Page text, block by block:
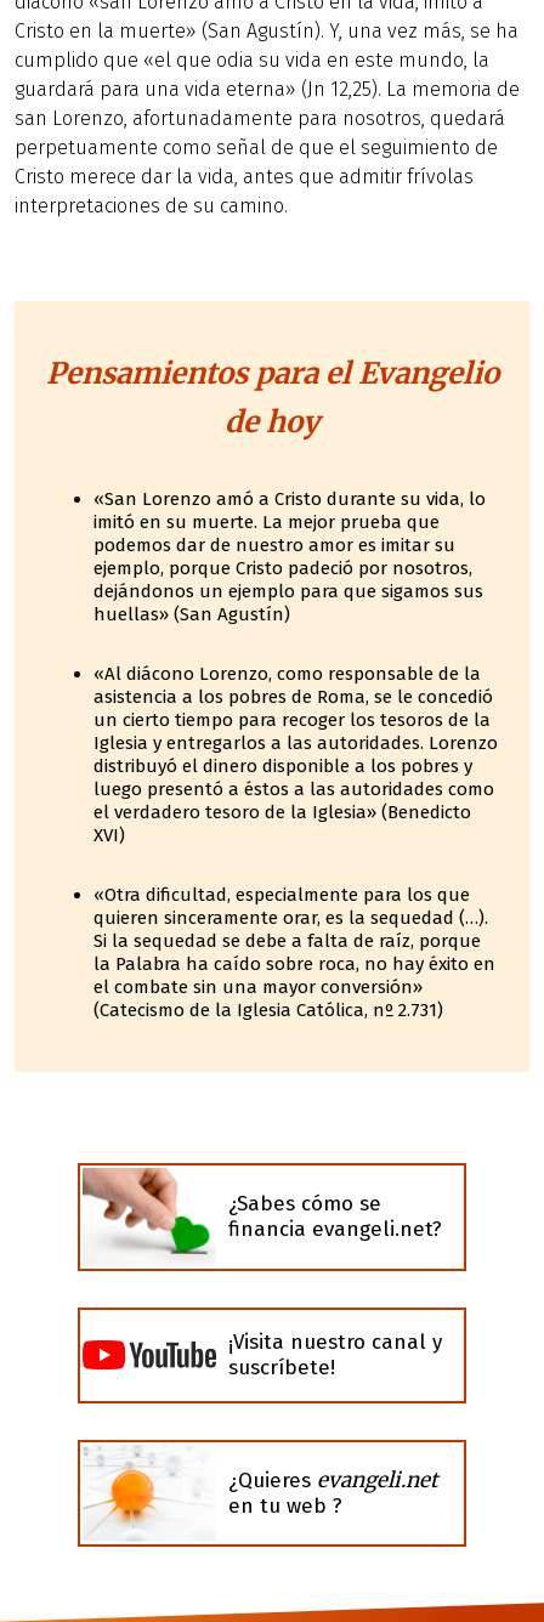
Cristo en la muerte» (San Agustín). Y, una vez más, se ha
cumplido que «el que odia su vida en este mundo, la
guardará para una vida eterna» (Jn 12,25). La memoria de
san Lorenzo, afortunadamente para nosotros, quedará
perpetuamente como señal de que el seguimiento de
Cristo merece dar la vida, antes que admitir frívolas
interpretaciones de su camino.
Pensamientos para el Evangelio
de hoy
«San Lorenzo amó a Cristo durante su vida, lo
imitó en su muerte. La mejor prueba que
podemos dar de nuestro amor es imitar su
ejemplo, porque Cristo padeció por nosotros,
dejándonos un ejemplo para que sigamos sus
huellas» (San Agustín)
«Al diácono Lorenzo, como responsable de la
asistencia a los pobres de Roma, se le concedió
un cierto tiempo para recoger los tesoros de la
Iglesia y entregarlos a las autoridades. Lorenzo
distribuyó el dinero disponible a los pobres y
luego presentó a éstos a las autoridades como
el verdadero tesoro de la Iglesia» (Benedicto
XVI)
«Otra dificultad, especialmente para los que
quieren sinceramente orar, es la sequedad (…).
Si la sequedad se debe a falta de raíz, porque
la Palabra ha caído sobre roca, no hay éxito en
el combate sin una mayor conversión»
(Catecismo de la Iglesia Católica, nº 2.731)
¿Sabes cómo se
financia evangeli.net?
¡Visita nuestro canal y
suscríbete!
¿Quieres evangeli.net
en tu web ?